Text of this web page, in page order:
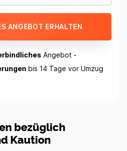
ANGEBOT ERHALTEN
Angebot -
bis 14 Tage vor Umzug
bezüglich
Kaution